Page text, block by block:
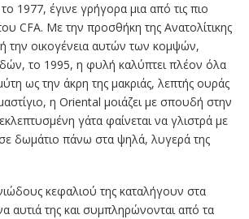
1977, έγινε γρήγορα μια από τις πιο
CFA. Με την προσθήκη της Ανατολίτικης
την οικογένεια αυτών των κομψών,
το 1995, η φυλή καλύπτει πλέον όλα
ως την άκρη της μακριάς, λεπτής ουράς
η Oriental μοιάζει με σπουδή στην
γάτα φαίνεται να γλιστρά με
δωμάτιο πάνω στα ψηλά, λυγερά της
κεφαλιού της καταλήγουν στα
αυτιά της και συμπληρώνονται από τα